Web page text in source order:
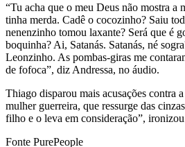
“Tu acha que o meu Deus não mostra a
tinha merda. Cadê o cocozinho? Saiu
nenenzinho tomou laxante? Será que é
boquinha? Ai, Satanás. Satanás, né
Leonzinho. As pombas-giras me
de fofoca”, diz Andressa, no áudio.
Thiago disparou mais acusações contra
mulher guerreira, que ressurge das
filho e o leva em consideração”,
Fonte PurePeople